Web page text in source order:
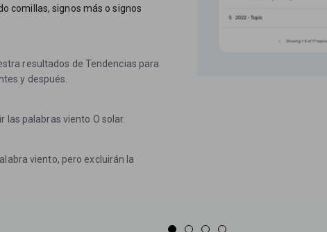
comillas, signos más o signos
resultados de Tendencias para
y después.
las palabras viento O solar.
viento, pero excluirán la